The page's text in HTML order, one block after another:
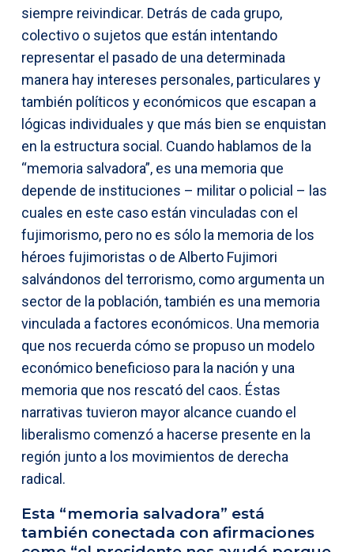
siempre reivindicar. Detrás de cada grupo,
colectivo o sujetos que están intentando
representar el pasado de una determinada
manera hay intereses personales, particulares y
también políticos y económicos que escapan a
lógicas individuales y que más bien se enquistan
en la estructura social. Cuando hablamos de la
“memoria salvadora”, es una memoria que
depende de instituciones – militar o policial – las
cuales en este caso están vinculadas con el
fujimorismo, pero no es sólo la memoria de los
héroes fujimoristas o de Alberto Fujimori
salvándonos del terrorismo, como argumenta un
sector de la población, también es una memoria
vinculada a factores económicos. Una memoria
que nos recuerda cómo se propuso un modelo
económico beneficioso para la nación y una
memoria que nos rescató del caos. Éstas
narrativas tuvieron mayor alcance cuando el
liberalismo comenzó a hacerse presente en la
región junto a los movimientos de derecha
radical.
Esta “memoria salvadora” está
también conectada con afirmaciones